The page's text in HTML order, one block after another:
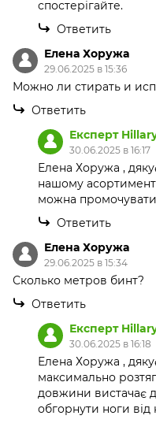
спостерігайте.
Ответить
Елена Хоружа
29.06.2025 в 15:36
Можно ли стирать и
Ответить
Експерт
30.06.2025 в 16:17
Елена Хоружа ,
нашому
можна
Ответить
Елена Хоружа
29.06.2025 в 15:34
Сколько метров бинт?
Ответить
Експерт
30.06.2025 в 16:18
Елена Хоружа ,
максимально
довжини вистачає
обгорнути ноги від